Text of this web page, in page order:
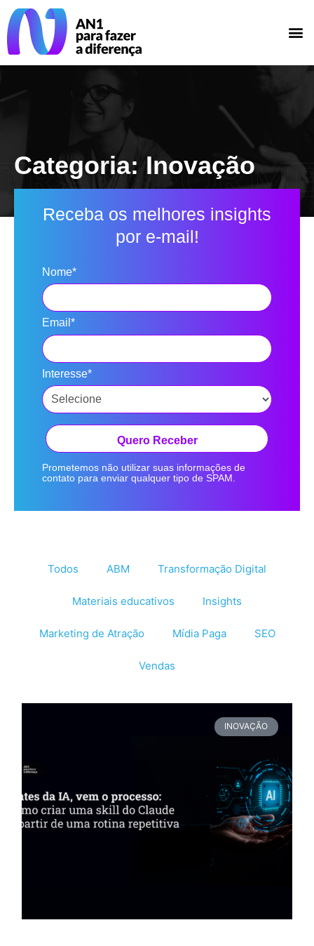
Categoria: Inovação
Receba os melhores insights
por e-mail!
Nome*
Email*
Interesse*
Quero Receber
Prometemos não utilizar suas informações de
contato para enviar qualquer tipo de SPAM.
Todos ABM Transformação Digital
Materiais educativos Insights
Marketing de Atração Mídia Paga SEO
Vendas
INOVAÇÃO